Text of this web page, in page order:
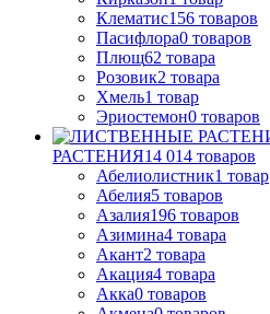
Клематис156 товаров
Пасифлора0 товаров
Плющ62 товара
Розовик2 товара
Хмель1 товар
Эриостемон0 товаров
РАСТЕНИЯ14 014 товаров
Абелиолистник1 товар
Абелия5 товаров
Азалия196 товаров
Азимина4 товара
Акант2 товара
Акация4 товара
Акка0 товаров